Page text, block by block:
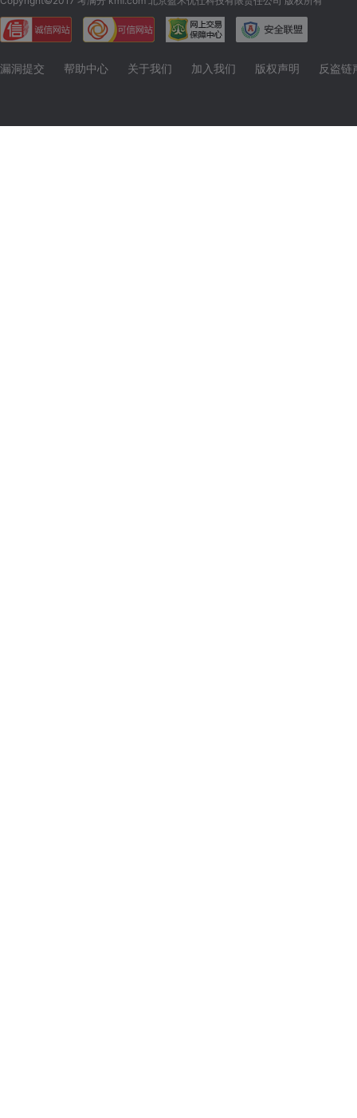
漏洞提交 帮助中心 关于我们 加入我们 版权声明 反盗链